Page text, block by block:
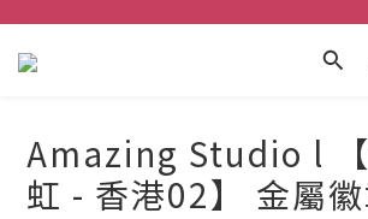
Amazing Studio l
虹 - 香港02】 金屬